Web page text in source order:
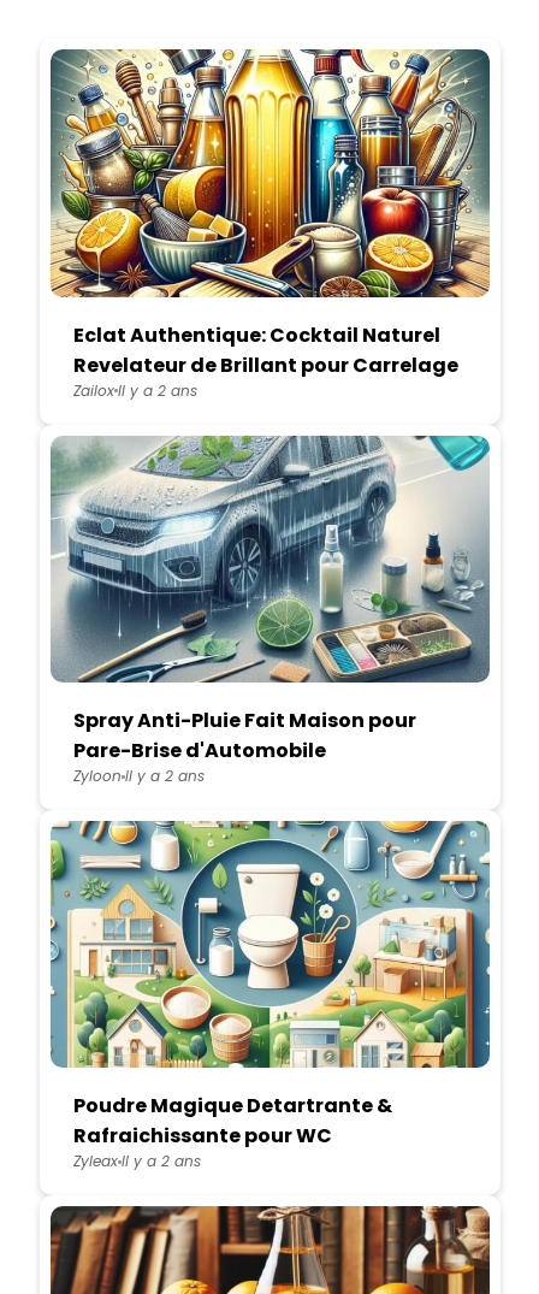
Eclat Authentique: Cocktail Naturel
Revelateur de Brillant pour Carrelage
ZailoxIl y a 2 ans
Spray Anti-Pluie Fait Maison pour
Pare-Brise d'Automobile
Zyloon Il y a 2 ans
Poudre Magique Detartrante &
Rafraichissante pour WC
ZyleaxIl y a 2 ans